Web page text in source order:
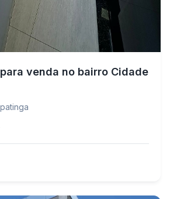
venda no bairro Cidade